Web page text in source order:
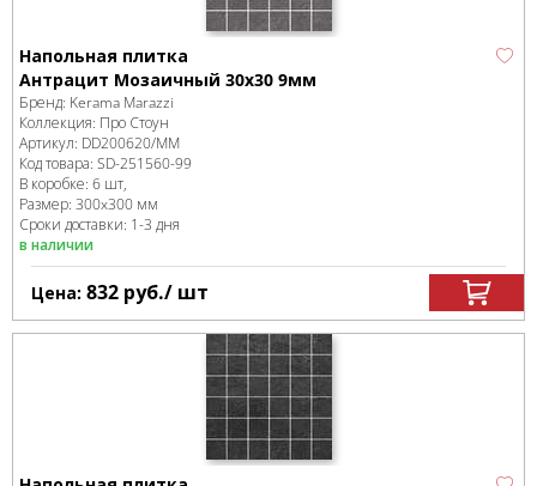
Напольная плитка
Антрацит Мозаичный 30x30 9мм
Бренд: Kerama Marazzi
Коллекция: Про Стоун
Артикул: DD200620/MM
Код товара: SD-251560-99
В коробке: 6 шт,
Размер: 300x300 мм
Сроки доставки: 1-3 дня
в наличии
Цена: 832 руб./ шт